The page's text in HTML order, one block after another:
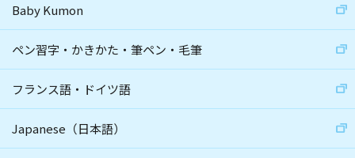
Baby Kumon
ペン習字・かきかた・筆ペン・毛筆
フランス語・ドイツ語
Japanese（日本語）